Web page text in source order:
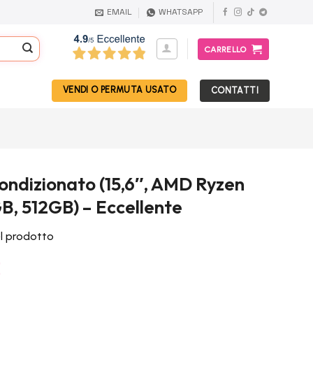
EMAIL WHATSAPP
CARRELLO
VENDI O PERMUTA USATO CONTATTI
(15,6″, AMD Ryzen
512GB) – Eccellente
prodotto
prezzo